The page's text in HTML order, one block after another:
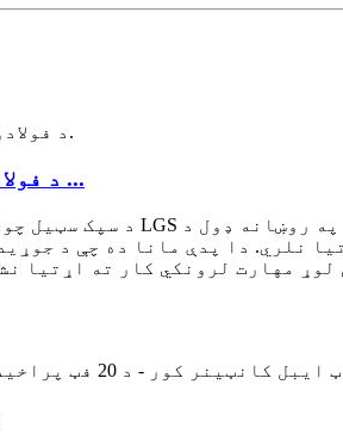
د فولادو چوکاټ ماډلر عصري ډیزاین پری جوړ شوی ...
نلري. دا پدې مانا ده چې د
یې اسانه دي. په ساحه کې لوړ مهارت لرونکي